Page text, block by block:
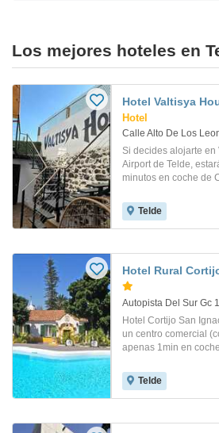
Los mejores hoteles en
Hotel Valtisya
Hotel
Calle Alto De Los
Si decides alojarte en
Airport de Telde,
minutos en coche de
Telde
Hotel Rural
Autopista Del Sur Gc
Hotel Cortijo San
un centro comercial
apenas 1min en
Telde